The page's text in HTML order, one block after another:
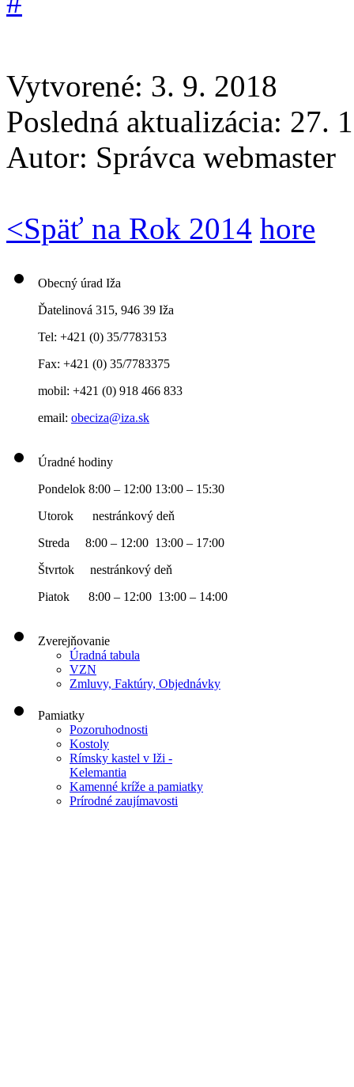
Vytvorené: 3. 9. 2018
Posledná aktualizácia: 27.
Autor: Správca webmaster
<Späť na Rok 2014 hore
Obecný úrad Iža
Ďatelinová 315, 946 39 Iža
Tel: +421 (0) 35/7783153
Fax: +421 (0) 35/7783375
mobil: +421 (0) 918 466 833
email: obeciza@iza.sk
Úradné hodiny
Pondelok 8:00 – 12:00 13:00 – 15:30
Utorok nestránkový deň
Streda 8:00 – 12:00 13:00 – 17:00
Štvrtok nestránkový deň
Piatok 8:00 – 12:00 13:00 – 14:00
Zverejňovanie
Úradná tabula
VZN
Zmluvy, Faktúry, Objednávky
Pamiatky
Pozoruhodnosti
Kostoly
Rímsky kastel v Iži -
Kelemantia
Kamenné kríže a pamiatky
Prírodné zaujímavosti